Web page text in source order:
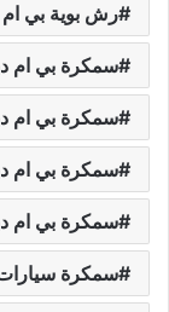
رش بوية بي ام
سمكرة بي ام
سمكرة بي ام
سمكرة بي ام
سمكرة بي ام
سمكرة سيارات